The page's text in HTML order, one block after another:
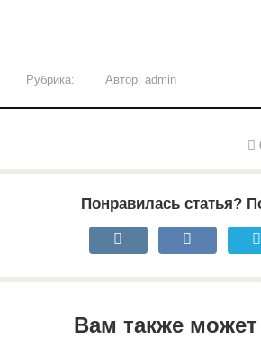
Рубрика: Автор: admin
Понравилась статья?
Вам также